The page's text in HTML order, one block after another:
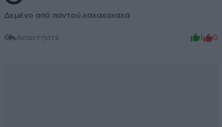
Δεμένο από παντού.χαχαχαχαχα
Απαντήστε 1 0